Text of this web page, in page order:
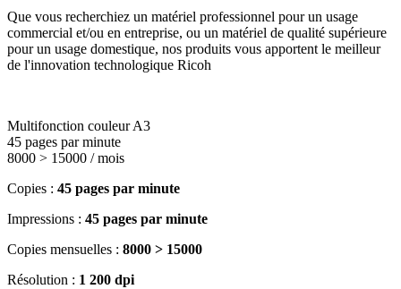
Que vous recherchiez un matériel professionnel pour un usage
commercial et/ou en entreprise, ou un matériel de qualité supérieure
pour un usage domestique, nos produits vous apportent le meilleur
de l'innovation technologique Ricoh
Multifonction couleur A3
45 pages par minute
8000 > 15000 / mois
Copies : 45 pages par minute
Impressions : 45 pages par minute
Copies mensuelles : 8000 > 15000
Résolution : 1 200 dpi